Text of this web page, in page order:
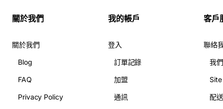
關於我們
關於我們
Blog
FAQ
Privacy Policy
我的帳戶
登入
訂單記錄
加盟
通訊
客戶
聯絡
我
配